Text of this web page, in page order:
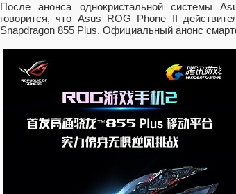
После анонса однокристальной системы
говорится, что Asus ROG Phone II
Snapdragon 855 Plus. Официальный анонс